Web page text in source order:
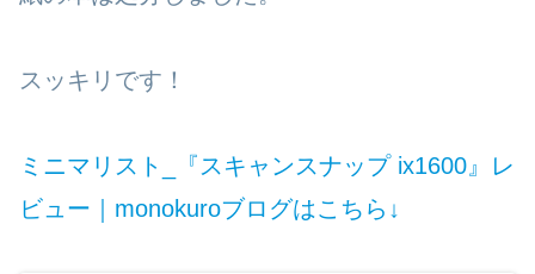
スッキリです！
ミニマリスト_『スキャンスナップ ix1600』レ
ビュー｜monokuroブログはこちら↓